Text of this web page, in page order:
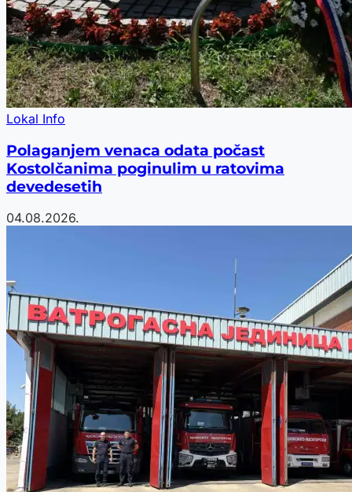
Lokal Info
Polaganjem venaca odata počast
Kostolčanima poginulim u ratovima
devedesetih
04.08.2026.